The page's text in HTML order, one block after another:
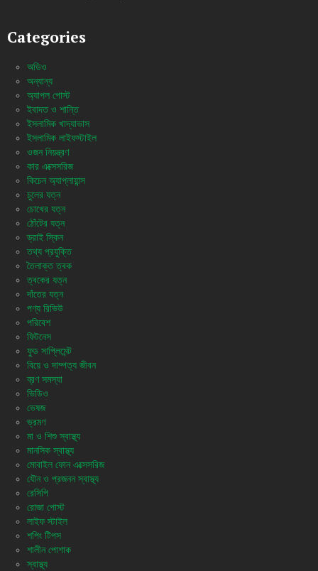
Categories
অডিও
অন্যান্য
অ্যাপল পোস্ট
ইবাদত ও শান্তি
ইসলামিক খাদ্যাভাস
ইসলামিক লাইফস্টাইল
ওজন নিয়ন্ত্রণ
কার এক্সেসরিজ
কিচেন অ্যাপ্লায়ান্স
চুলের যত্ন
চোখের যত্ন
ঠোঁটের যত্ন
ড্রাই স্কিন
তথ্য প্রযুক্তি
তৈলাক্ত ত্বক
ত্বকের যত্ন
দাঁতের যত্ন
পণ্য রিভিউ
পরিবেশ
ফিটনেস
ফুড সাপ্লিমেন্ট
বিয়ে ও দাম্পত্য জীবন
ব্রণ সমস্যা
ভিডিও
ভেষজ
ভ্রমণ
মা ও শিশু স্বাস্থ্য
মানসিক স্বাস্থ্য
মোবাইল ফোন এক্সেসরিজ
যৌন ও প্রজনন স্বাস্থ্য
রেসিপি
রোজা পোস্ট
লাইফ স্টাইল
শপিং টিপস
শালীন পোশাক
স্বাস্থ্য